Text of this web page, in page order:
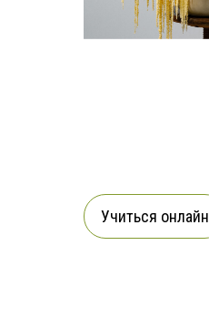
Учиться онлайн